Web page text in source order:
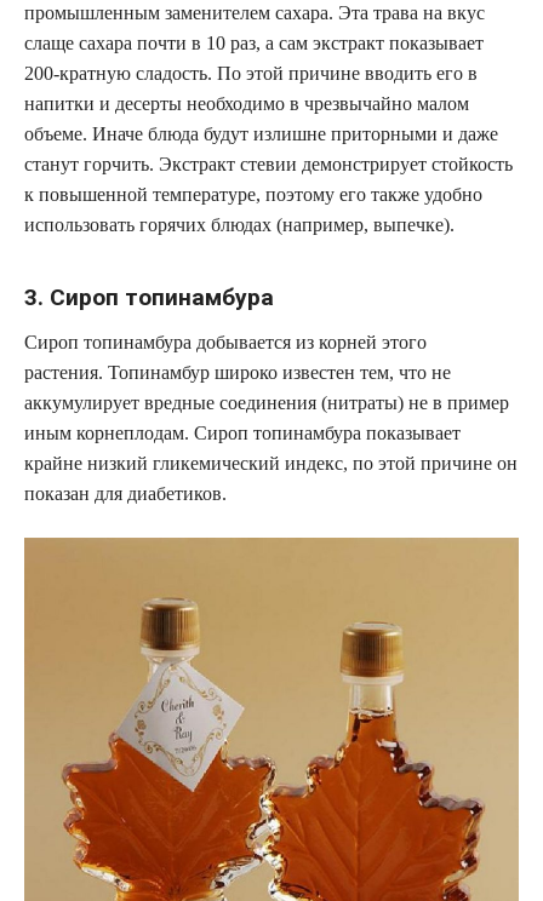
промышленным заменителем сахара. Эта трава на вкус
слаще сахара почти в 10 раз, а сам экстракт показывает
200-кратную сладость. По этой причине вводить его в
напитки и десерты необходимо в чрезвычайно малом
объеме. Иначе блюда будут излишне приторными и даже
станут горчить. Экстракт стевии демонстрирует стойкость
к повышенной температуре, поэтому его также удобно
использовать горячих блюдах (например, выпечке).
3. Сироп топинамбура
Сироп топинамбура добывается из корней этого
растения. Топинамбур широко известен тем, что не
аккумулирует вредные соединения (нитраты) не в пример
иным корнеплодам. Сироп топинамбура показывает
крайне низкий гликемический индекс, по этой причине он
показан для диабетиков.